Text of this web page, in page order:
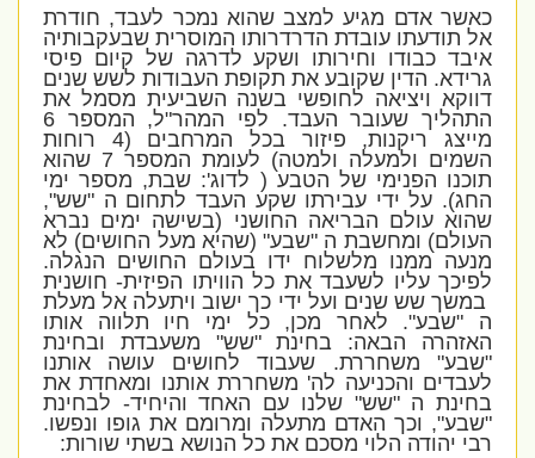
כאשר אדם מגיע למצב שהוא נמכר לעבד, חודרת
אל תודעתו עובדת הדרדרותו המוסרית שבעקבותיה
איבד כבודו וחירותו ושקע לדרגה של קיום פיסי
גרידא. הדין שקובע את תקופת העבודות לשש שנים
דווקא ויציאה לחופשי בשנה השביעית מסמל את
התהליך שעובר העבד. לפי המהר"ל, המספר 6
מייצג ריקנות, פיזור בכל המרחבים (4 רוחות
השמים ולמעלה ולמטה) לעומת המספר 7 שהוא
תוכנו הפנימי של הטבע ( לדוג': שבת, מספר ימי
החג). על ידי עבירתו שקע העבד לתחום ה "שש",
שהוא עולם הבריאה החושני (בשישה ימים נברא
העולם) ומחשבת ה "שבע" (שהיא מעל החושים) לא
מנעה ממנו מלשלוח ידו בעולם החושים הנגלה.
לפיכך עליו לשעבד את כל הוויתו הפיזית- חושנית
במשך שש שנים ועל ידי כך ישוב ויתעלה אל מעלת
ה "שבע". לאחר מכן, כל ימי חיו תלווה אותו
האזהרה הבאה: בחינת "שש" משעבדת ובחינת
"שבע" משחררת. שעבוד לחושים עושה אותנו
לעבדים והכניעה לה' משחררת אותנו ומאחדת את
בחינת ה "שש" שלנו עם האחד והיחיד- לבחינת
"שבע", וכך האדם מתעלה ומרומם את גופו ונפשו.
רבי יהודה הלוי מסכם את כל הנושא בשתי שורות: